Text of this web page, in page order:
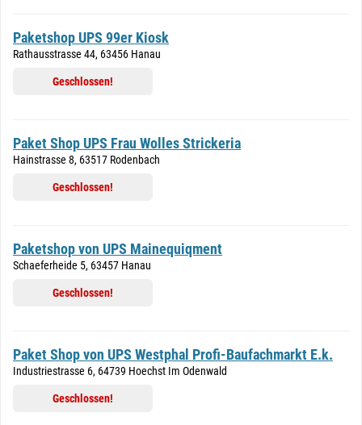
Paketshop UPS 99er Kiosk
Rathausstrasse 44, 63456 Hanau
Geschlossen!
Paket Shop UPS Frau Wolles Strickeria
Hainstrasse 8, 63517 Rodenbach
Geschlossen!
Paketshop von UPS Mainequiqment
Schaeferheide 5, 63457 Hanau
Geschlossen!
Paket Shop von UPS Westphal Profi-Baufachmarkt E.k.
Industriestrasse 6, 64739 Hoechst Im Odenwald
Geschlossen!